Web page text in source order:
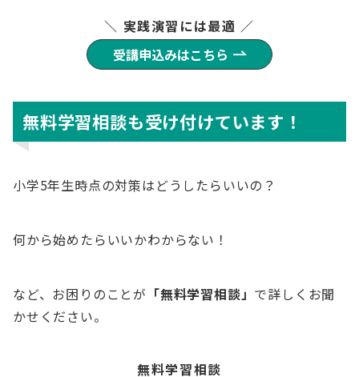
＼ 実践演習には最適 ／
受講申込みはこちら
無料学習相談も受け付けています！
小学5年生時点の対策はどうしたらいいの？
何から始めたらいいかわからない！
など、お困りのことが 「無料学習相談」 で詳しくお聞
かせください。
無料学習相談